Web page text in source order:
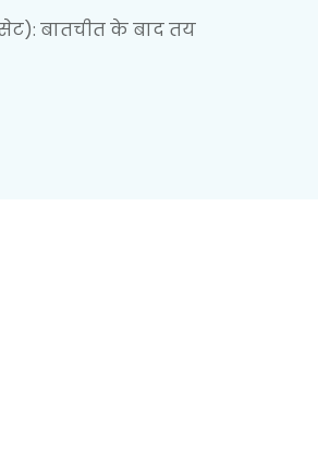
बातचीत के बाद तय